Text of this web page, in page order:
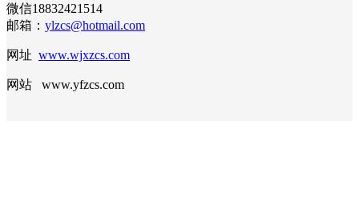
微信18832421514
邮箱： ylzcs@hotmail.com
网址 www.wjxzcs.com
网站 www.yfzcs.com